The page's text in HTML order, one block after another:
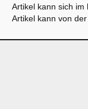
Artikel kann sich im
Artikel kann von